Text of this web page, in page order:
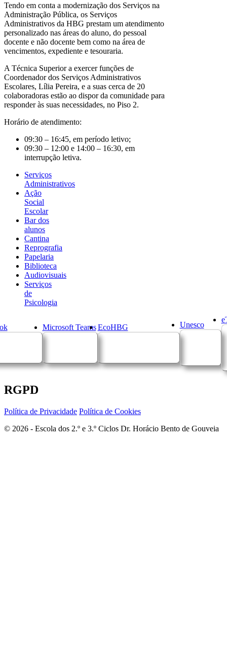
Tendo em conta a modernização dos Serviços na
Administração Pública, os Serviços
Administrativos da HBG prestam um atendimento
personalizado nas áreas do aluno, do pessoal
docente e não docente bem como na área de
vencimentos, expediente e tesouraria.
A Técnica Superior a exercer funções de
Coordenador dos Serviços Administrativos
Escolares, Lília Pereira, e a suas cerca de 20
colaboradoras estão ao dispor da comunidade para
responder às suas necessidades, no Piso 2.
Horário de atendimento:
09:30 – 16:45, em período letivo;
09:30 – 12:00 e 14:00 – 16:30, em
interrupção letiva.
Serviços
Administrativos
Ação
Social
Escolar
Bar dos
alunos
Cantina
Reprografia
Papelaria
Biblioteca
Audiovisuais
Serviços
de
Psicologia
Microsoft Teams EcoHBG Unesco
RGPD
Política de Privacidade Política de Cookies
© 2026 - Escola dos 2.º e 3.º Ciclos Dr. Horácio Bento de Gouveia